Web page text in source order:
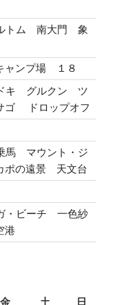
ルトム 南大門 象
ャンプ場 １８
キ グルクン ツ
ゴ ドロップオフ
馬 マウント・ジ
ポの遠景 天文台
・ビーチ 一色紗
港
金 土 日